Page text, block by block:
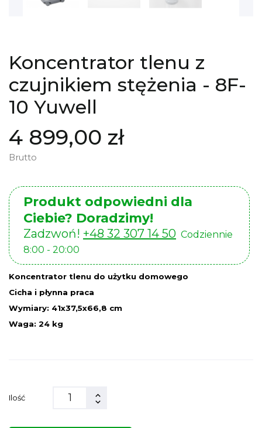
Koncentrator tlenu z
czujnikiem stężenia - 8F-
10 Yuwell
4 899,00 zł
Brutto
Produkt odpowiedni dla
Ciebie? Doradzimy!
Zadzwoń! +48 32 307 14 50 Codziennie
8:00 - 20:00
Koncentrator tlenu do użytku domowego
Cicha i płynna praca
Wymiary: 41x37,5x66,8 cm
Waga: 24 kg
Ilość